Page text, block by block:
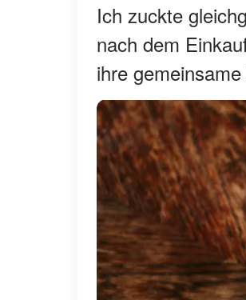
Ich zuckte
nach dem
ihre